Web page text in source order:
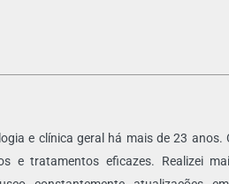
e clínica geral há mais de 23 anos.
e tratamentos eficazes. Realizei